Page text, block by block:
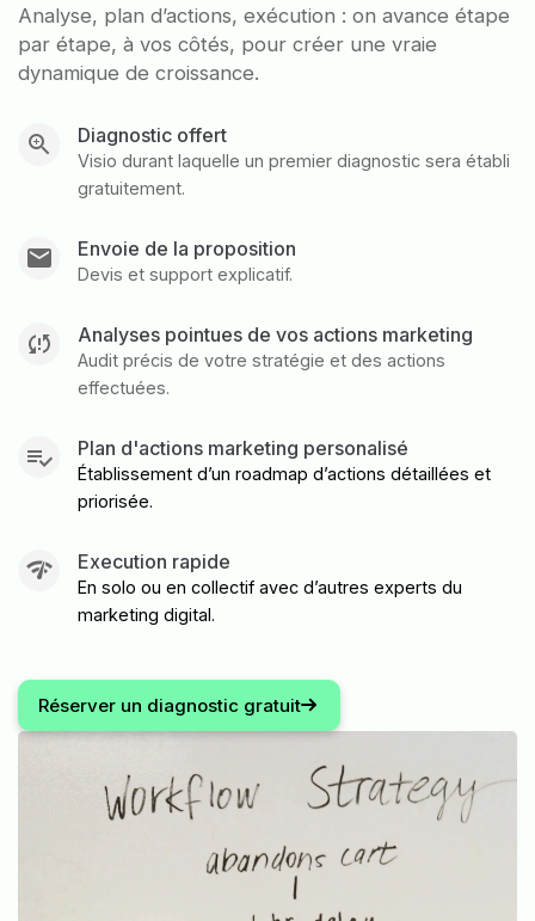
Analyse, plan d’actions, exécution : on avance étape
par étape, à vos côtés, pour créer une vraie
dynamique de croissance.
Diagnostic offert
Visio durant laquelle un premier diagnostic sera établi
gratuitement.
Envoie de la proposition
Devis et support explicatif.
Analyses pointues de vos actions marketing
Audit précis de votre stratégie et des actions
effectuées.
Plan d'actions marketing personalisé
Établissement d’un roadmap d’actions détaillées et
priorisée.
Execution rapide
En solo ou en collectif avec d’autres experts du
marketing digital.
Réserver un diagnostic gratuit